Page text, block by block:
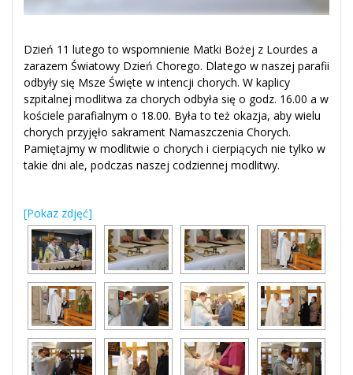
Dzień 11 lutego to wspomnienie Matki Bożej z Lourdes a
zarazem Światowy Dzień Chorego. Dlatego w naszej parafii
odbyły się Msze Święte w intencji chorych. W kaplicy
szpitalnej modlitwa za chorych odbyła się o godz. 16.00 a w
kościele parafialnym o 18.00. Była to też okazja, aby wielu
chorych przyjęło sakrament Namaszczenia Chorych.
Pamiętajmy w modlitwie o chorych i cierpiących nie tylko w
takie dni ale, podczas naszej codziennej modlitwy.
[Pokaz zdjęć]